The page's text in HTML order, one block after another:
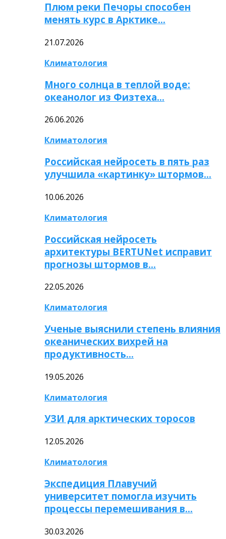
Плюм реки Печоры способен
менять курс в Арктике…
21.07.2026
Климатология
Много солнца в теплой воде:
океанолог из Физтеха…
26.06.2026
Климатология
Российская нейросеть в пять раз
улучшила «картинку» штормов…
10.06.2026
Климатология
Российская нейросеть
архитектуры BERTUNet исправит
прогнозы штормов в…
22.05.2026
Климатология
Ученые выяснили степень влияния
океанических вихрей на
продуктивность…
19.05.2026
Климатология
УЗИ для арктических торосов
12.05.2026
Климатология
Экспедиция Плавучий
университет помогла изучить
процессы перемешивания в…
30.03.2026